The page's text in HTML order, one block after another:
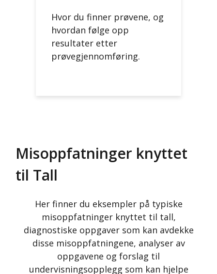
Hvor du finner prøvene, og
hvordan følge opp
resultater etter
prøvegjennomføring.
Misoppfatninger knyttet
til Tall
Her finner du eksempler på typiske
misoppfatninger knyttet til tall,
diagnostiske oppgaver som kan avdekke
disse misoppfatningene, analyser av
oppgavene og forslag til
undervisningsopplegg som kan hjelpe